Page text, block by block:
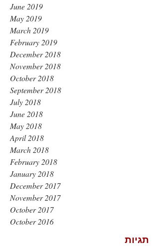
תגיות
June 2019
May 2019
March 2019
February 2019
December 2018
November 2018
October 2018
September 2018
July 2018
June 2018
May 2018
April 2018
March 2018
February 2018
January 2018
December 2017
November 2017
October 2017
October 2016